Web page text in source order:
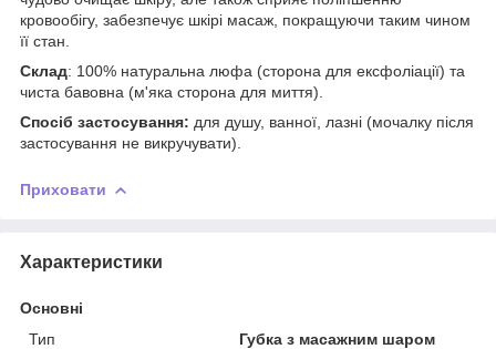
кровообігу, забезпечує шкірі масаж, покращуючи таким чином
її стан.
Склад: 100% натуральна люфа (сторона для ексфоліації) та
чиста бавовна (м'яка сторона для миття).
Спосіб застосування: для душу, ванної, лазні (мочалку після
застосування не викручувати).
Приховати
Характеристики
Основні
Тип
Губка з масажним шаром